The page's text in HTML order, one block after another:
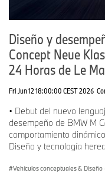
Diseño y
Concept Neue
24 Horas de Le
Fri Jun 12 18:00:00 CEST 2026
• Debut del nuevo
desempeño de BMW M
comportamiento
Diseño y tecnología
Vehículos conceptuales & Diseño ·